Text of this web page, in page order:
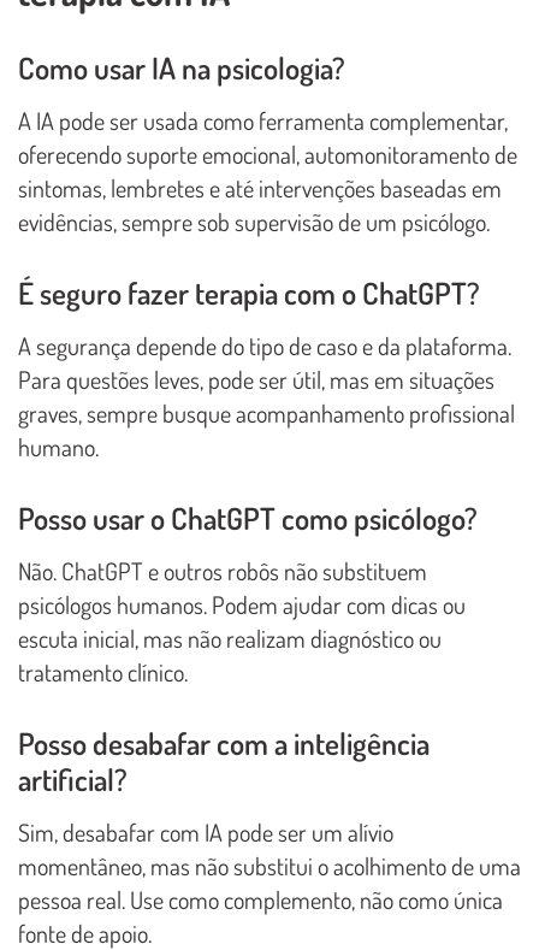
Como usar IA na psicologia?
A IA pode ser usada como ferramenta complementar,
oferecendo suporte emocional, automonitoramento de
sintomas, lembretes e até intervenções baseadas em
evidências, sempre sob supervisão de um psicólogo.
É seguro fazer terapia com o ChatGPT?
A segurança depende do tipo de caso e da plataforma.
Para questões leves, pode ser útil, mas em situações
graves, sempre busque acompanhamento profissional
humano.
Posso usar o ChatGPT como psicólogo?
Não. ChatGPT e outros robôs não substituem
psicólogos humanos. Podem ajudar com dicas ou
escuta inicial, mas não realizam diagnóstico ou
tratamento clínico.
Posso desabafar com a inteligência
artificial?
Sim, desabafar com IA pode ser um alívio
momentâneo, mas não substitui o acolhimento de uma
pessoa real. Use como complemento, não como única
fonte de apoio.